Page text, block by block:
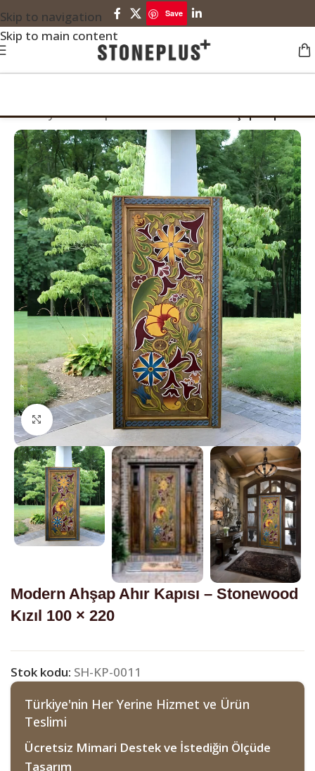
Skip to navigation
Skip to main content
Save
Ana Sayfa Stoneplus Ürünleri Motifli Ahşap Kapılar
Click to enlarge
Modern Ahşap Ahır Kapısı – Stonewood
Kızıl 100 × 220
Stok kodu: SH-KP-0011
Türkiye'nin Her Yerine Hizmet ve Ürün
Teslimi
Ücretsiz Mimari Destek ve İstediğin Ölçüde
Tasarım